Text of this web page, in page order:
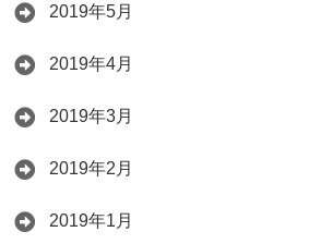
2019年5月
2019年4月
2019年3月
2019年2月
2019年1月